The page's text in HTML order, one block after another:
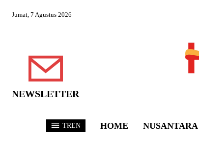
Jumat, 7 Agustus 2026
NEWSLETTER
TREN HOME NUSANTARA